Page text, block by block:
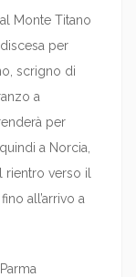
Monte Titano
per
scrigno di
a
per
a Norcia,
rientro verso il
all’arrivo a